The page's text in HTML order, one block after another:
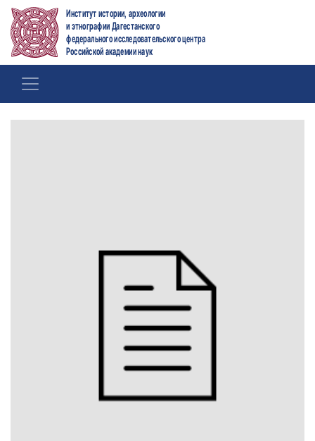
Институт истории, археологии
и этнографии Дагестанского
федерального исследовательского центра
Российской академии наук